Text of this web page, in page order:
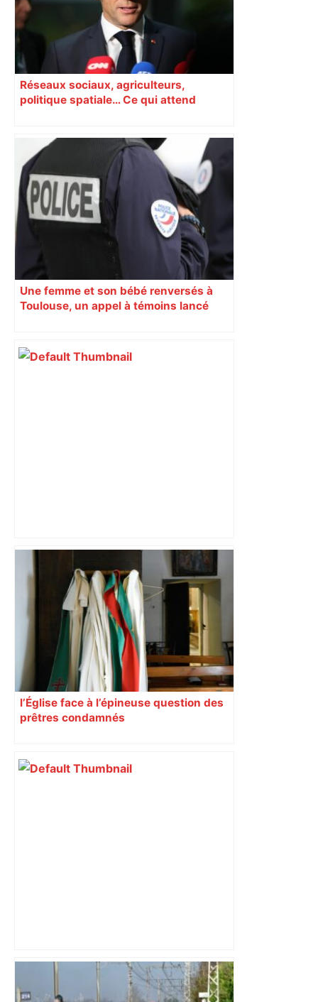
Réseaux sociaux, agriculteurs,
politique spatiale… Ce qui attend
Une femme et son bébé renversés à
Toulouse, un appel à témoins lancé
Nouveau risque de suspension pour le
chantier de l’A69 après des
débordements d’emprises des travaux
l’Église face à l’épineuse question des
prêtres condamnés
Top 14 : Perpignan mate le leader
Toulouse et quitte la dernière place –